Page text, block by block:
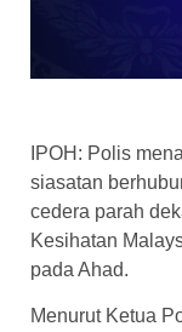
IPOH: Polis
siasatan
cedera parah
Kesihatan
pada Ahad.
Menurut Ketua